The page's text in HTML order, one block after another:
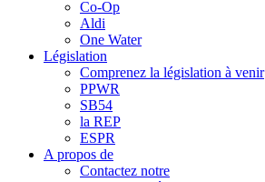
Co-Op
Aldi
One Water
Législation
Comprenez la législation à venir
PPWR
SB54
la REP
ESPR
A propos de
Contactez notre